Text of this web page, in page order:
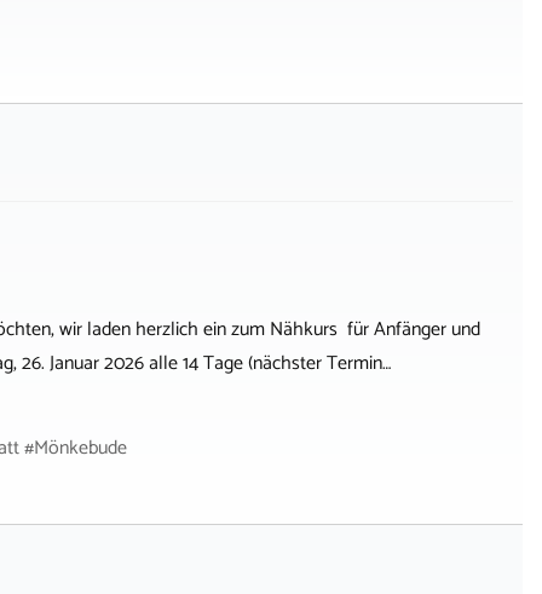
wir laden herzlich ein zum Nähkurs für Anfänger und
26. Januar 2026 alle 14 Tage (nächster Termin…
#Mönkebude